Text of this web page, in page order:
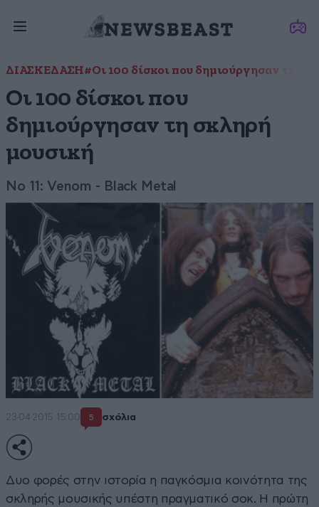
ΔΙΑΣΚΕΔΑΣΗ#Οι 100 δίσκοι που δημιούργησαν τη
Οι 100 δίσκοι που
δημιούργησαν τη σκληρή
μουσική
Νο 11: Venom - Black Metal
23·04·2015 15:00 5 σχόλια
Δυο φορές στην ιστορία η παγκόσμια κοινότητα της
σκληρής μουσικής υπέστη πραγματικό σoκ. Η πρώτη